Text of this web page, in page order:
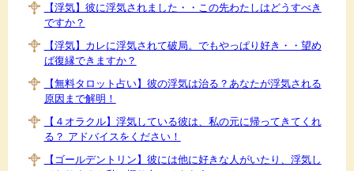
【浮気】彼に浮気されました・・この先わたしはどうすべき
ですか？
【浮気】カレに浮気されて破局。でもやっぱり好き・・望め
ば復縁できますか？
【無料タロット占い】彼の浮気は治る？あなたが浮気される
原因まで解明！
【４オラクル】浮気している彼は、私の元に帰ってきてくれ
る？ アドバイスをください！
【ゴールデントリン】彼には他に好きな人がいたり、浮気し